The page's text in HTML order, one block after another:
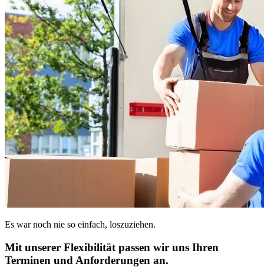
Es war noch nie so einfach, loszuziehen.
Mit unserer Flexibilität passen wir uns Ihren
Terminen und Anforderungen an.